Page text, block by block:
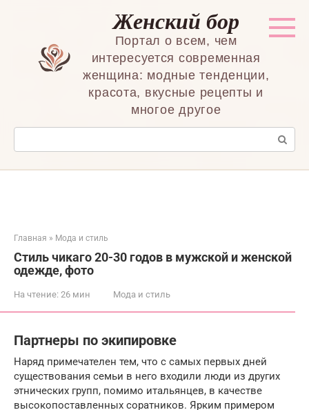
Женский бор
Портал о всем, чем
интересуется современная
женщина: модные тенденции,
красота, вкусные рецепты и
многое другое
Поиск:
Главная » Мода и стиль
Стиль чикаго 20-30 годов в мужской и женской
одежде, фото
На чтение: 26 мин Мода и стиль
Партнеры по экипировке
Наряд примечателен тем, что с самых первых дней
существования семьи в него входили люди из других
этнических групп, помимо итальянцев, в качестве
высокопоставленных соратников. Ярким примером